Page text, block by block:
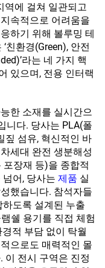
역에 걸쳐 일관되고
속적으로 어려움을
하기 위해 볼루밍 테
친환경(Green), 안전
라는 네 가지 핵
있으며, 전용 인터랙
한 소재를 실시간으
니다. 당사는 PLA(폴
짚 섬유, 혁신적인 바
세대 완전 생분해성
포장재 등)을 종합적
어, 당사는 제품 실
했습니다. 참석자들
도록 설계된 누출
쉘 용기를 직접 체험
적 부담 없이 탁월
으로도 매력적인 몰
이 전시 구역은 진정